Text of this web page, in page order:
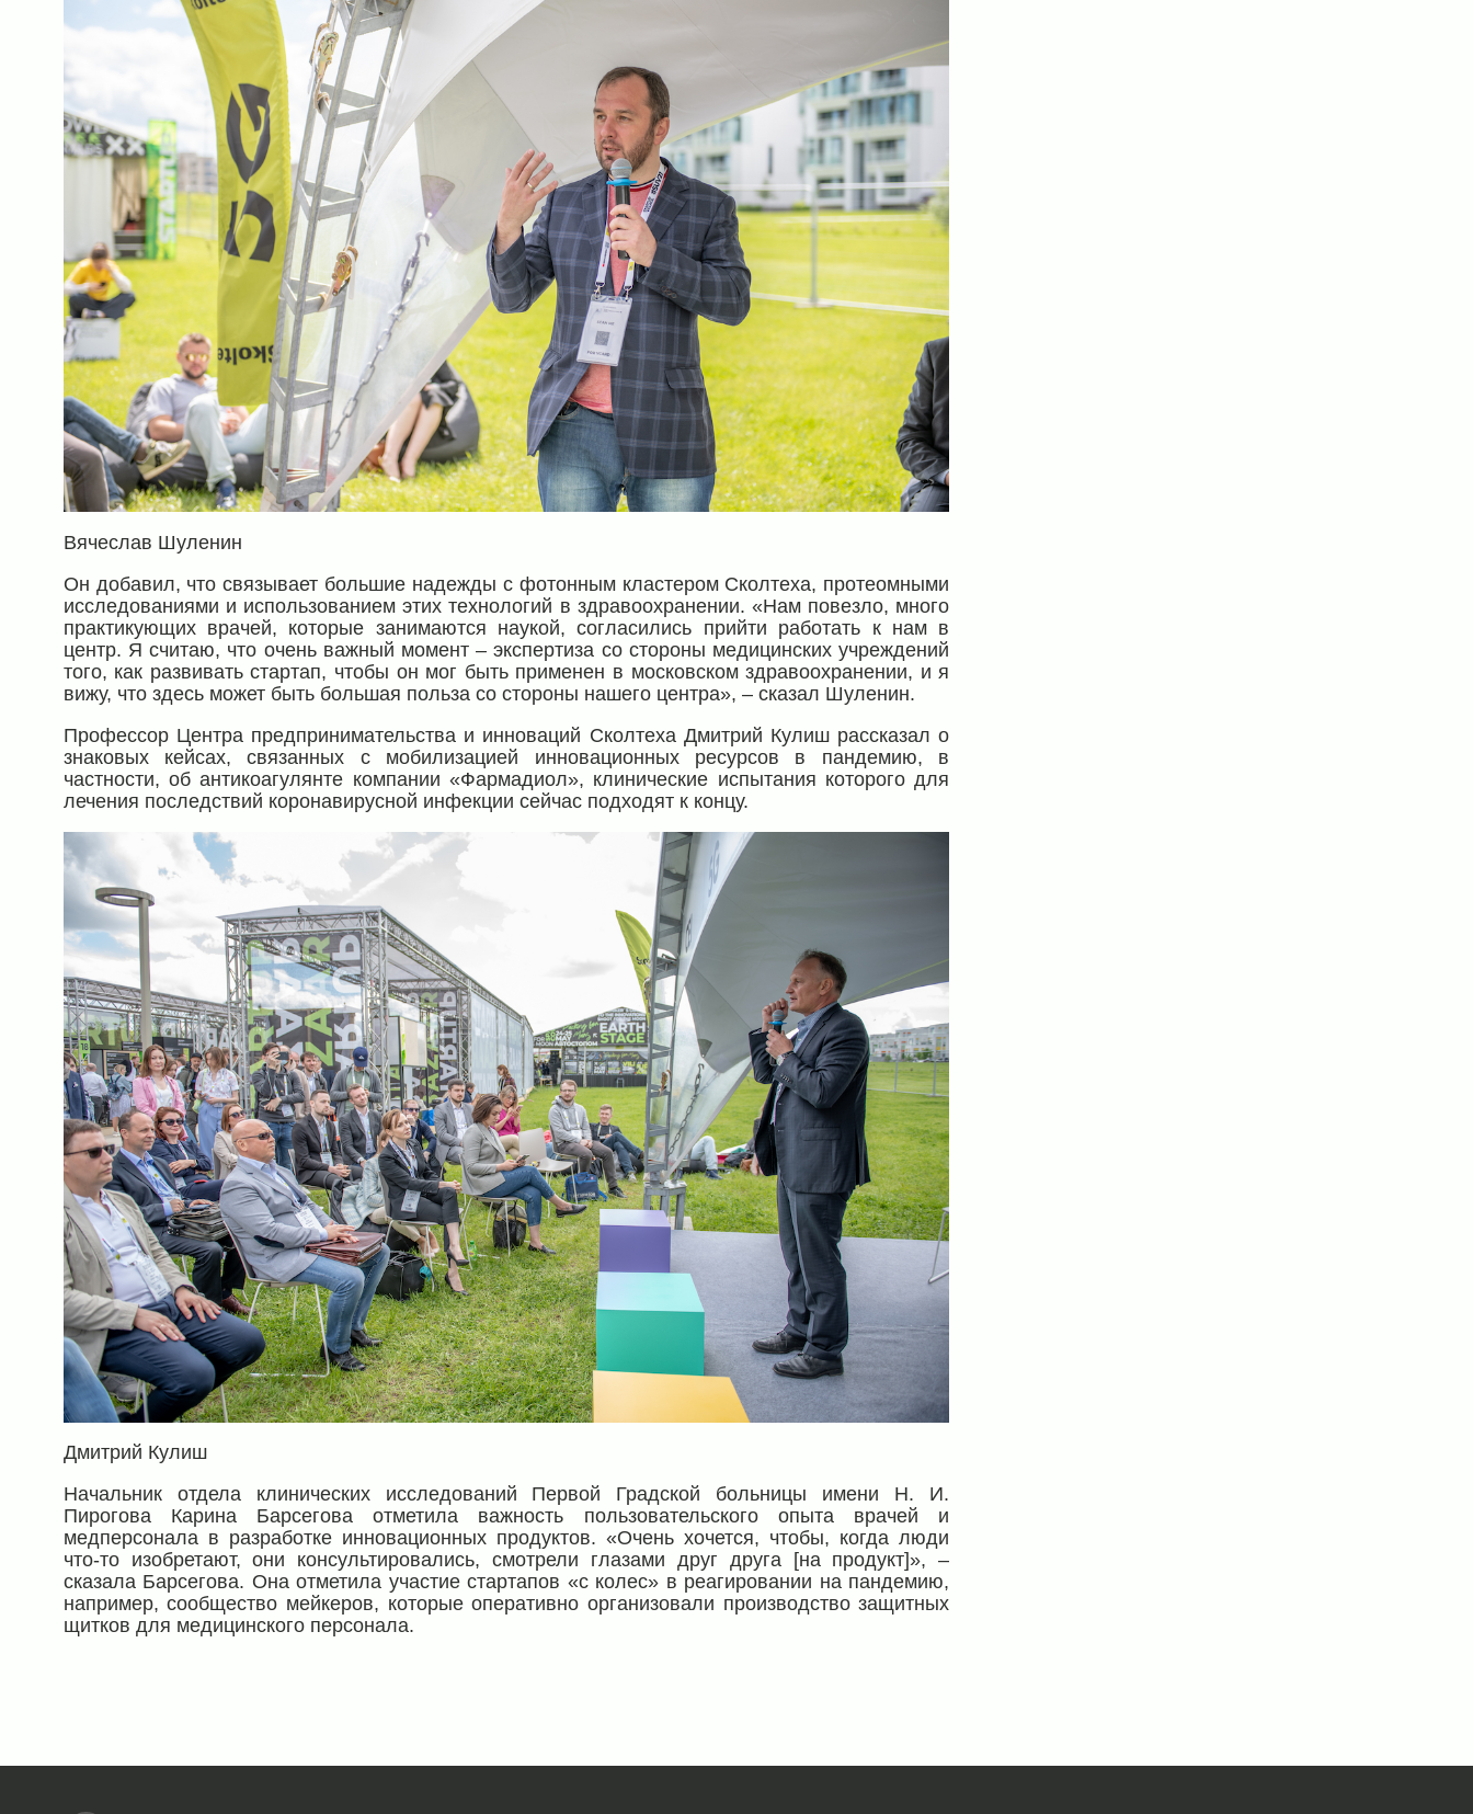
Вячеслав Шуленин
Он добавил, что связывает большие надежды с фотонным кластером Сколтеха, протеомными
исследованиями и использованием этих технологий в здравоохранении. «Нам повезло, много
практикующих врачей, которые занимаются наукой, согласились прийти работать к нам в
центр. Я считаю, что очень важный момент – экспертиза со стороны медицинских учреждений
того, как развивать стартап, чтобы он мог быть применен в московском здравоохранении, и я
вижу, что здесь может быть большая польза со стороны нашего центра», – сказал Шуленин.
Профессор Центра предпринимательства и инноваций Сколтеха Дмитрий Кулиш рассказал о
знаковых кейсах, связанных с мобилизацией инновационных ресурсов в пандемию, в
частности, об антикоагулянте компании «Фармадиол», клинические испытания которого для
лечения последствий коронавирусной инфекции сейчас подходят к концу.
Дмитрий Кулиш
Начальник отдела клинических исследований Первой Градской больницы имени Н. И.
Пирогова Карина Барсегова отметила важность пользовательского опыта врачей и
медперсонала в разработке инновационных продуктов. «Очень хочется, чтобы, когда люди
что-то изобретают, они консультировались, смотрели глазами друг друга [на продукт]», –
сказала Барсегова. Она отметила участие стартапов «с колес» в реагировании на пандемию,
например, сообщество мейкеров, которые оперативно организовали производство защитных
щитков для медицинского персонала.